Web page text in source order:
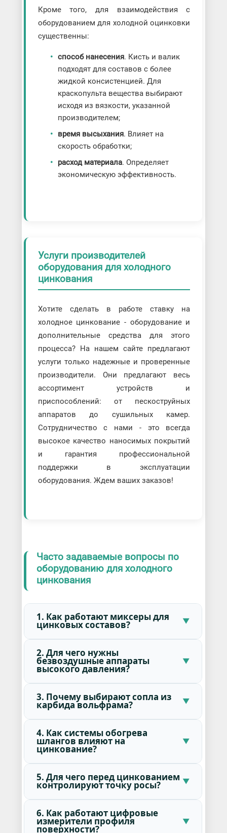
Кроме того, для взаимодействия с
оборудованием для холодной оцинковки
существенны:
способ нанесения. Кисть и валик
подходят для составов с более
жидкой консистенцией. Для
краскопульта вещества выбирают
исходя из вязкости, указанной
производителем;
время высыхания. Влияет на
скорость обработки;
расход материала. Определяет
экономическую эффективность.
Услуги производителей
оборудования для холодного
цинкования
Хотите сделать в работе ставку на
холодное цинкование - оборудование и
дополнительные средства для этого
процесса? На нашем сайте предлагают
услуги только надежные и проверенные
производители. Они предлагают весь
ассортимент устройств и
приспособлений: от пескоструйных
аппаратов до сушильных камер.
Сотрудничество с нами - это всегда
высокое качество наносимых покрытий
и гарантия профессиональной
поддержки в эксплуатации
оборудования. Ждем ваших заказов!
Часто задаваемые вопросы по
оборудованию для холодного
цинкования
1. Как работают миксеры для
цинковых составов?
2. Для чего нужны
безвоздушные аппараты
высокого давления?
3. Почему выбирают сопла из
карбида вольфрама?
4. Как системы обогрева
шлангов влияют на
цинкование?
5. Для чего перед цинкованием
контролируют точку росы?
6. Как работают цифровые
измерители профиля
поверхности?